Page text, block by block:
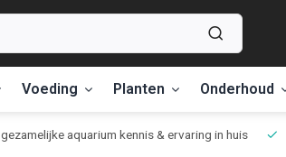
Voeding Planten Onderhoud
gezamelijke aquarium kennis & ervaring in huis